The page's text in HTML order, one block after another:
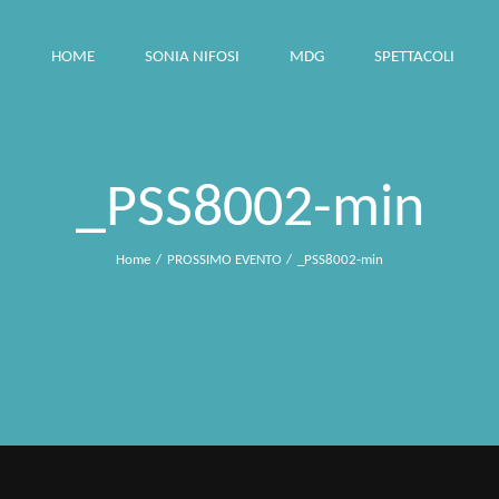
HOME SONIA NIFOSI MDG SPETTACOLI
_PSS8002-min
Home PROSSIMO EVENTO _PSS8002-min